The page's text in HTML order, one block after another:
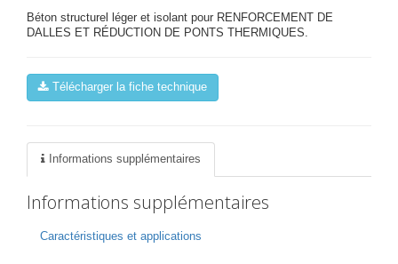
Béton structurel léger et isolant pour RENFORCEMENT DE
DALLES ET RÉDUCTION DE PONTS THERMIQUES.
Télécharger la fiche technique
Informations supplémentaires
Informations supplémentaires
Caractéristiques et applications